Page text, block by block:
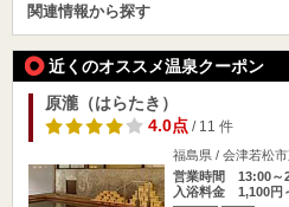
関連情報から探す
近くのオススメ温泉クーポン
原瀧（はらたき）
4.0点/ 11 件
福島県 / 会津若松
営業時間 13:00～
入浴料金 1,100円